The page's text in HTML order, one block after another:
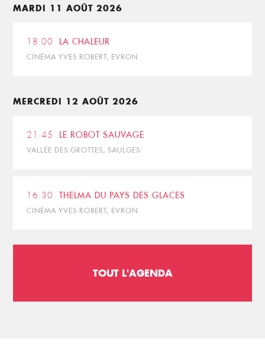
MARDI 11 AOÛT 2026
18:00 LA CHALEUR
CINÉMA YVES ROBERT, EVRON
MERCREDI 12 AOÛT 2026
21:45 LE ROBOT SAUVAGE
VALLÉE DES GROTTES, SAULGES
16:30 THELMA DU PAYS DES GLACES
CINÉMA YVES ROBERT, EVRON
TOUT L'AGENDA